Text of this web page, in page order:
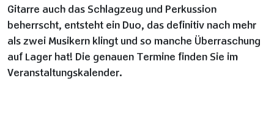
Gitarre auch das Schlagzeug und Perkussion
beherrscht, entsteht ein Duo, das definitiv nach mehr
als zwei Musikern klingt und so manche Überraschung
auf Lager hat! Die genauen Termine finden Sie im
Veranstaltungskalender.